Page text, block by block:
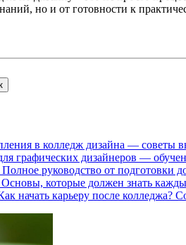
но и от готовности к
в колледж дизайна — советы
графических дизайнеров —
руководство от подготовки
которые должен знать
начать карьеру после колледжа?